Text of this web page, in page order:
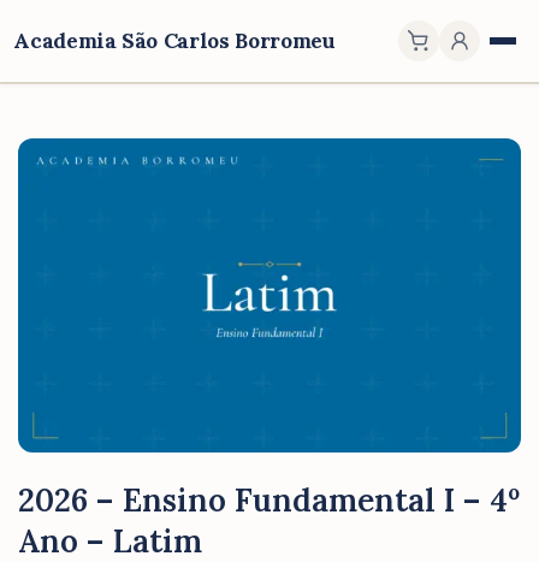
Academia São Carlos Borromeu
2026 – Ensino Fundamental I – 4º
Ano – Latim